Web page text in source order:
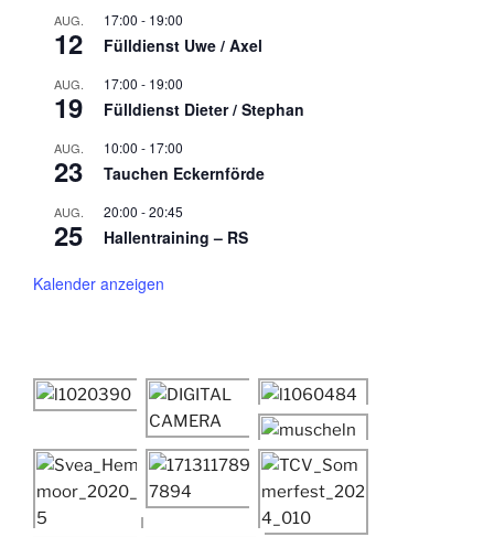
AUG.
12
17:00 - 19:00
Fülldienst Uwe / Axel
AUG.
19
17:00 - 19:00
Fülldienst Dieter / Stephan
AUG.
23
10:00 - 17:00
Tauchen Eckernförde
AUG.
25
20:00 -20:45
Hallentraining – RS
Kalender anzeigen